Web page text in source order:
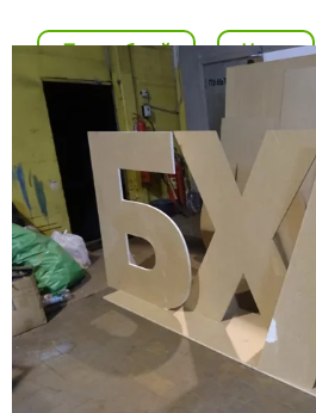
Подробней Цена
Изготовление